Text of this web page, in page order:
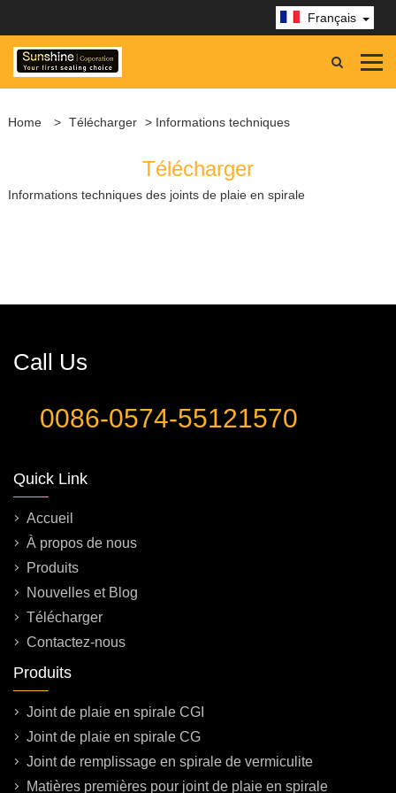
Français
Home > Télécharger > Informations techniques
Télécharger
Informations techniques des joints de plaie en spirale
Call Us
0086-0574-55121570
Quick Link
Accueil
À propos de nous
Produits
Nouvelles et Blog
Télécharger
Contactez-nous
Produits
Joint de plaie en spirale CGI
Joint de plaie en spirale CG
Joint de remplissage en spirale de vermiculite
Matières premières pour joint de plaie en spirale